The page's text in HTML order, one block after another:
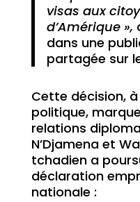
visas aux
d’Amérique »,
dans une
partagée sur
Cette décision,
politique,
relations
N’Djamena et
tchadien a
déclaration
nationale :